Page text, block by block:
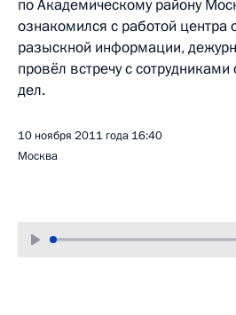
по Академическому району
ознакомился с работой центра
разыскной информации,
провёл встречу с
дел.
10 ноября 2011 года 16:40
Москва